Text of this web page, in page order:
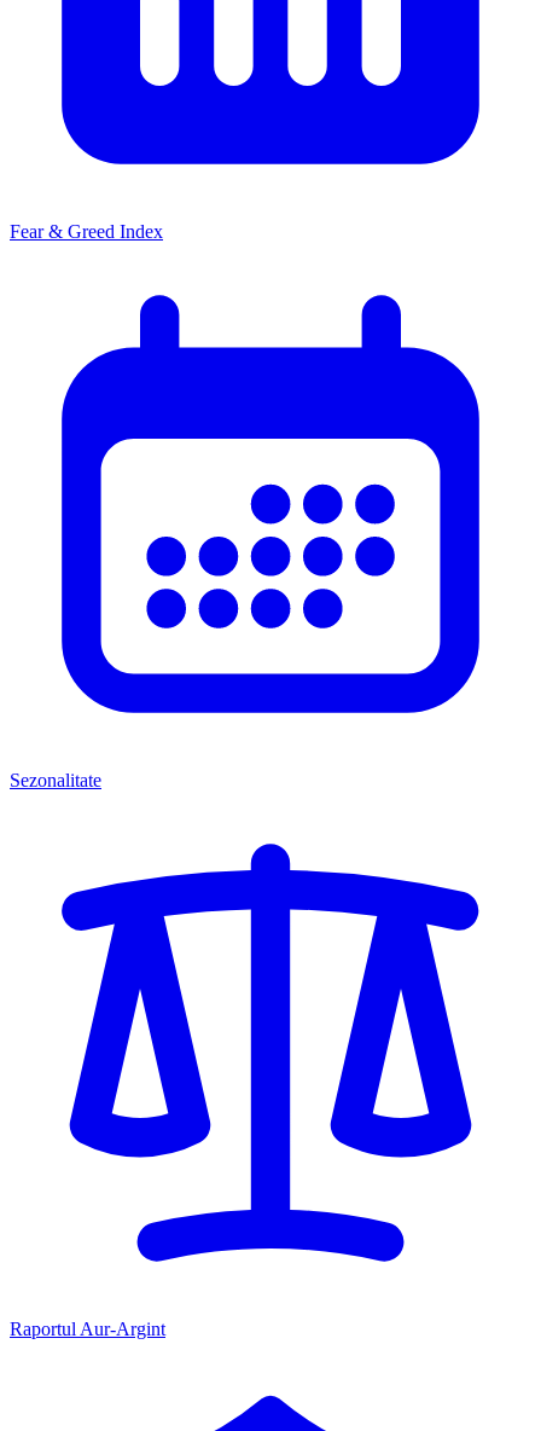
Fear & Greed Index
Sezonalitate
Raportul Aur-Argint